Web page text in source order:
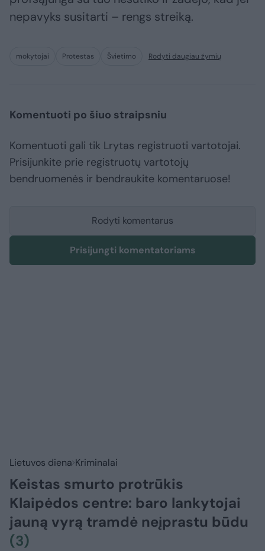
nepavyks susitarti – rengs streiką.
mokytojai Protestas Švietimo Rodyti daugiau žymių
Komentuoti po šiuo straipsniu
Komentuoti gali tik Lrytas registruoti vartotojai.
Prisijunkite prie registruotų vartotojų
bendruomenės ir bendraukite komentaruose!
Rodyti komentarus
Prisijungti komentatoriams
Lietuvos diena Kriminalai
Keistas smurto protrūkis
Klaipėdos centre: baro lankytojai
jauną vyrą tramdė neįprastu būdu
(3)